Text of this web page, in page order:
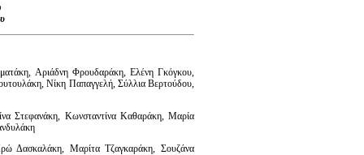
Αριάδνη Φρουδαράκη, Ελένη Γκόγκου,
Νίκη Παπαγγελή, Σύλλια Βερτούδου,
Στεφανάκη, Κωνσταντίνα Καθαράκη, Μαρία
Δασκαλάκη, Μαρίτα Τζαγκαράκη, Σουζάνα